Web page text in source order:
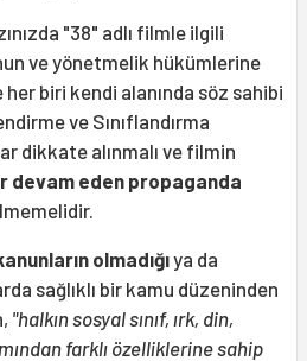
"38" adlı filmle ilgili
ve yönetmelik hükümlerine
biri kendi alanında söz sahibi
ve Sınıflandırma
dikkate alınmalı ve filmin
devam eden propaganda
olmadığıya da
sağlıklı bir kamu düzeninden
"halkın sosyal sınıf, ırk, din,
farklı özelliklerine sahip